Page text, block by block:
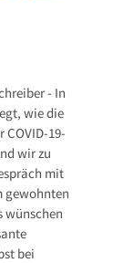
- In
wie die
COVID-19-
wir zu
mit
gewohnten
wünschen
bei